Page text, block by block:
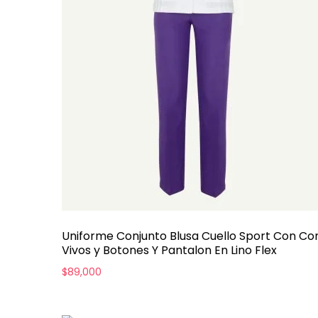
Uniforme Conjunto Blusa Cuello Sport Con
Vivos y Botones Y Pantalon En Lino Flex
$89,000